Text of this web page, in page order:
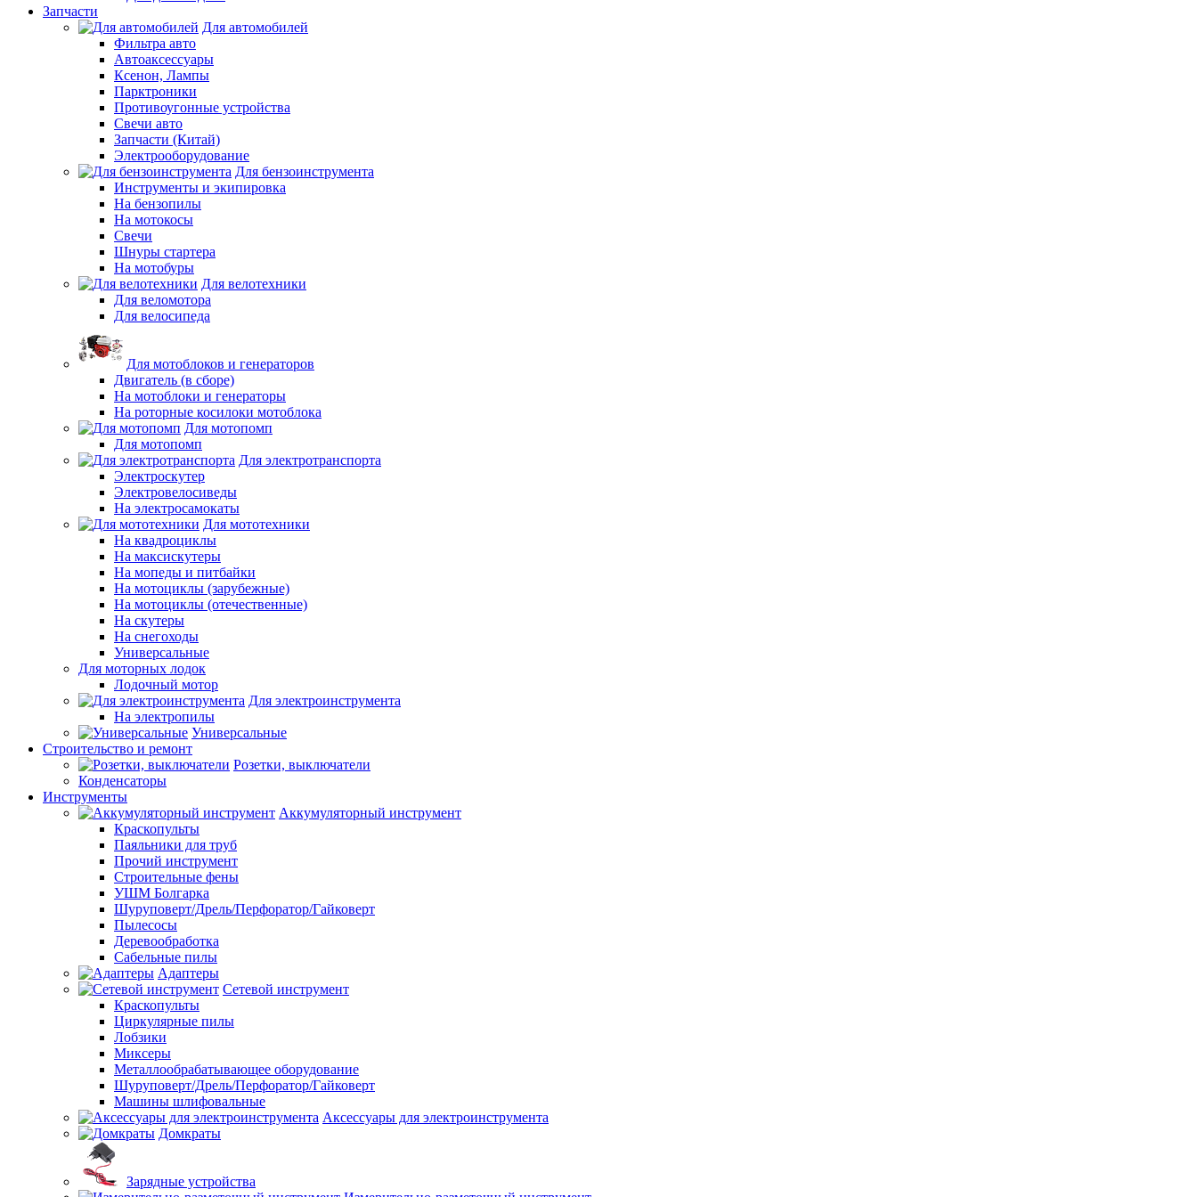
Запчасти
Для автомобилей
Фильтра авто
Автоаксессуары
Ксенон, Лампы
Парктроники
Противоугонные устройства
Свечи авто
Запчасти (Китай)
Электрооборудование
Для бензоинструмента
Инструменты и экипировка
На бензопилы
На мотокосы
Свечи
Шнуры стартера
На мотобуры
Для велотехники
Для веломотора
Для велосипеда
Для мотоблоков и генераторов
Двигатель (в сборе)
На мотоблоки и генераторы
На роторные косилоки мотоблока
Для мотопомп
Для мотопомп
Для электротранспорта
Электроскутер
Электровелосиведы
На электросамокаты
Для мототехники
На квадроциклы
На максискутеры
На мопеды и питбайки
На мотоциклы (зарубежные)
На мотоциклы (отечественные)
На скутеры
На снегоходы
Универсальные
Для моторных лодок
Лодочный мотор
Для электроинструмента
На электропилы
Универсальные
Строительство и ремонт
Розетки, выключатели
Конденсаторы
Инструменты
Аккумуляторный инструмент
Краскопульты
Паяльники для труб
Прочий инструмент
Строительные фены
УШМ Болгарка
Шуруповерт/Дрель/Перфоратор/Гайковерт
Пылесосы
Деревообработка
Сабельные пилы
Адаптеры
Сетевой инструмент
Краскопульты
Циркулярные пилы
Лобзики
Миксеры
Металлообрабатывающее оборудование
Шуруповерт/Дрель/Перфоратор/Гайковерт
Машины шлифовальные
Аксессуары для электроинструмента
Домкраты
Зарядные устройства